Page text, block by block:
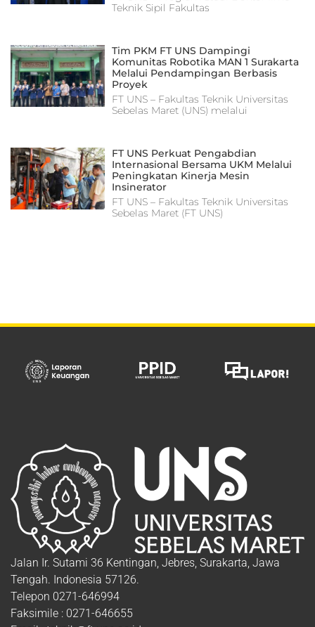
Teknik Sipil Fakultas
Tim PKM FT UNS Dampingi
Komunitas Robotika MAN 1 Surakarta
Melalui Pendampingan Berbasis
Proyek
FT UNS – Fakultas Teknik Universitas
Sebelas Maret (UNS) melalui
FT UNS Perkuat Pengabdian
Internasional Bersama UKM Melalui
Peningkatan Kinerja Mesin
Insinerator
FT UNS – Fakultas Teknik Universitas
Sebelas Maret (FT UNS)
Jalan Ir. Sutami 36 Kentingan, Jebres, Surakarta, Jawa
Tengah. Indonesia 57126.
Telepon 0271-646994
Faksimile : 0271-646655